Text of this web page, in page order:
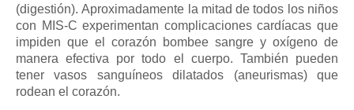
(digestión).Aproximadamente la mitad de todos los niños
con MIS-C experimentan complicaciones cardíacas que
impiden que el corazón bombee sangre y oxígeno de
manera efectiva por todo el cuerpo. También pueden
tener vasos sanguíneos dilatados (aneurismas) que
rodean el corazón.